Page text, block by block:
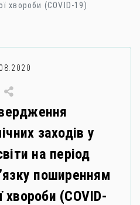
хвороби (COVID-19)
заходів у
на період
поширенням
хвороби (COVID-